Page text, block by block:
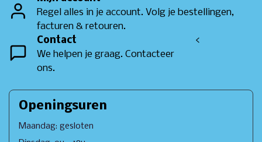
Regel alles in je account. Volg je bestellingen,
facturen & retouren.
Contact
We helpen je graag. Contacteer
ons.
<
Openingsuren
Maandag: gesloten